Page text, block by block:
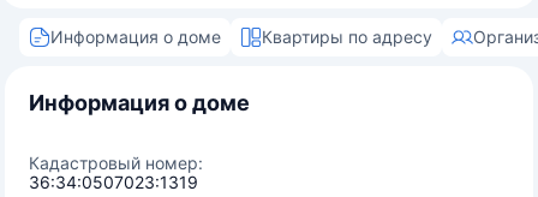
Информация о доме Квартиры по адресу
Информация о доме
Кадастровый номер:
36:34:0507023:1319